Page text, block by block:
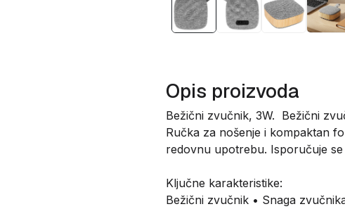
Opis proizvoda
Bežični zvučnik, 3W. Bežični
Ručka za nošenje i kompaktan
redovnu upotrebu. Isporučuje
Ključne karakteristike:
Bežični zvučnik • Snaga